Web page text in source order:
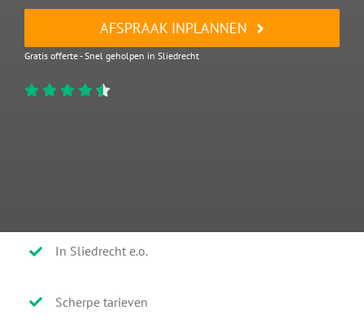
AFSPRAAK INPLANNEN
Gratis offerte - Snel geholpen in Sliedrecht
In Sliedrecht e.o.
Scherpe tarieven